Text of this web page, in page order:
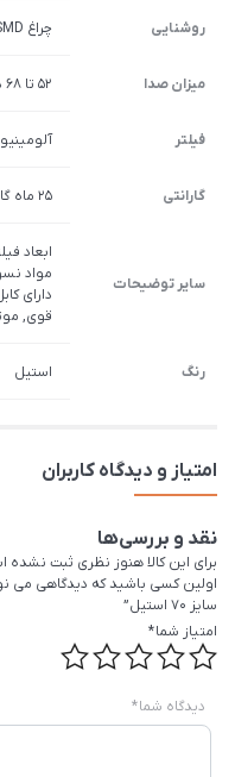
روشنایی چراغ SMD
میزان صدا 52 تا 68 دسیبل
فیلتر
گارانتی 25 ماه گارانتی شرکت بیمکث
سایر توضیحات
مواد
دارای
قوی,
رنگ استیل
امتیاز و دیدگاه کاربران
نقد و بررسی‌ها
برای این کالا هنوز نظری ثبت نشده
سایز 70 استیل”
امتیاز شما*
دیدگاه شما*